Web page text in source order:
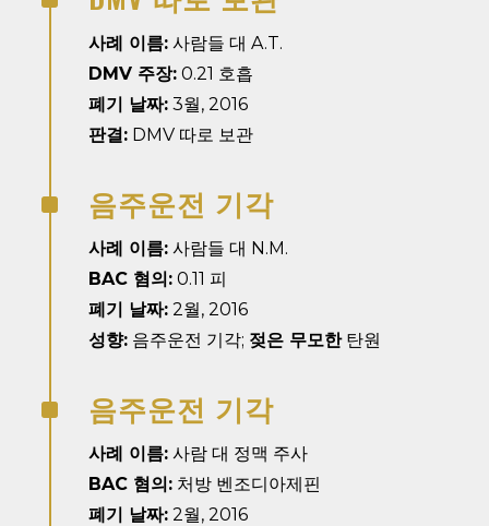
사례 이름:사람들 대 A.T.
DMV 주장:0.21 호흡
폐기 날짜:3월, 2016
판결:DMV 따로 보관
^ 음주운전 기각
사례 이름:사람들 대 N.M.
BAC 혐의:0.11 피
폐기 날짜:2월, 2016
성향:음주운전 기각; 젖은 무모한탄원
^ 음주운전 기각
사례 이름:사람 대 정맥 주사
BAC 혐의:처방 벤조디아제핀
폐기 날짜:2월, 2016